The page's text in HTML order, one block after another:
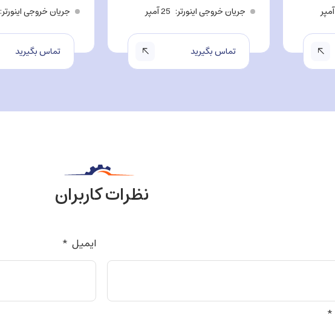
جریان خروجی اینورتر 25 آمپر
تماس بگیرید
جریان خروجی اینورتر
تماس بگیرید
نظرات کاربران
ایمیل *
*